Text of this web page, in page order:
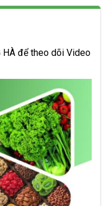
HÀ để theo dõi Video